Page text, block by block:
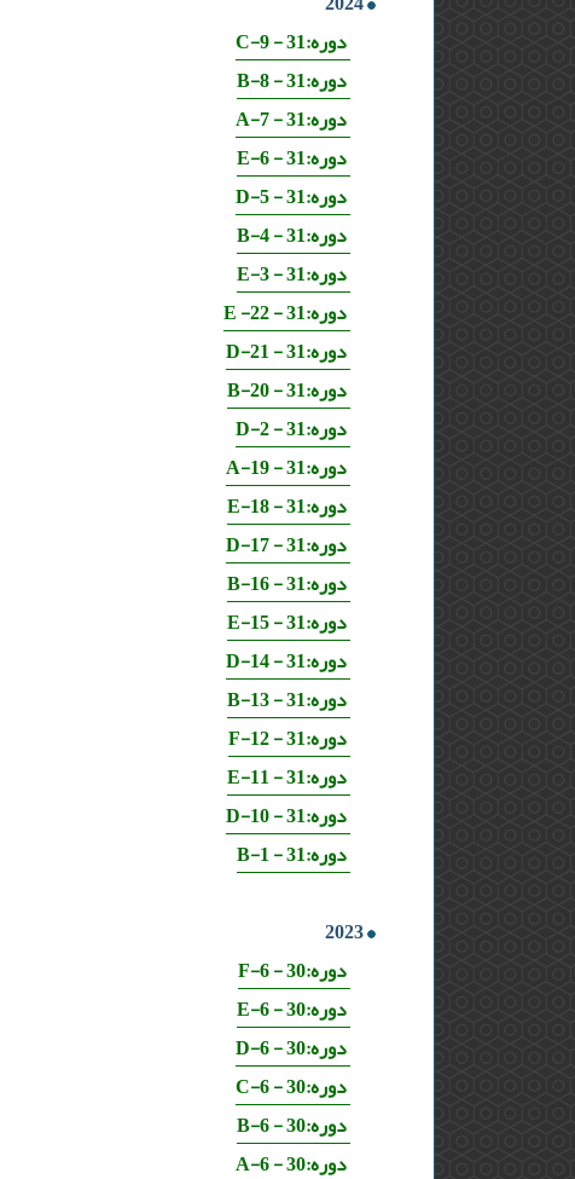
دوره:31 - 9-C
دوره:31 - 8-B
دوره:31 - 7-A
دوره:31 - 6-E
دوره:31 - 5-D
دوره:31 - 4-B
دوره:31 - 3-E
دوره:31 - 22- E
دوره:31 - 21-D
دوره:31 - 20-B
دوره:31 - 2-D
دوره:31 - 19-A
دوره:31 - 18-E
دوره:31 - 17-D
دوره:31 - 16-B
دوره:31 - 15-E
دوره:31 - 14-D
دوره:31 - 13-B
دوره:31 - 12-F
دوره:31 - 11-E
دوره:31 - 10-D
دوره:31 - 1-B
2023
دوره:30 - 6-F
دوره:30 - 6-E
دوره:30 - 6-D
دوره:30 - 6-C
دوره:30 - 6-B
دوره:30 - 6-A